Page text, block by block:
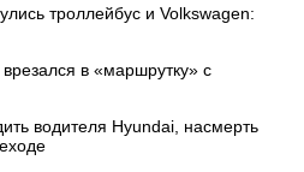
троллейбус и Volkswagen:
в «маршрутку» с
водителя Hyundai, насмерть